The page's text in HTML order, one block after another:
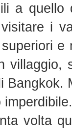
a
i
e
villaggio,
Bangkok.
imperdibile.
volta